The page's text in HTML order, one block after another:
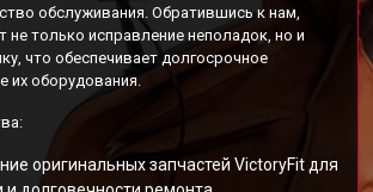
обслуживания. Обратившись к нам,
не только исправление неполадок, но и
что обеспечивает долгосрочное
их оборудования.
оригинальных запчастей VictoryFit для